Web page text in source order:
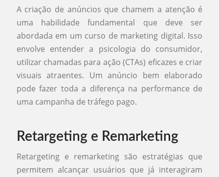
A criação de anúncios que chamem a atenção é
uma habilidade fundamental que deve ser
abordada em um curso de marketing digital. Isso
envolve entender a psicologia do consumidor,
utilizar chamadas para ação (CTAs) eficazes e criar
visuais atraentes. Um anúncio bem elaborado
pode fazer toda a diferença na performance de
uma campanha de tráfego pago.
Retargeting e Remarketing
Retargeting e remarketing são estratégias que
permitem alcançar usuários que já interagiram